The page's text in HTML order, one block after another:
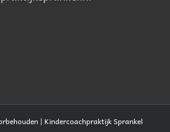
| Kindercoachpraktijk Sprankel